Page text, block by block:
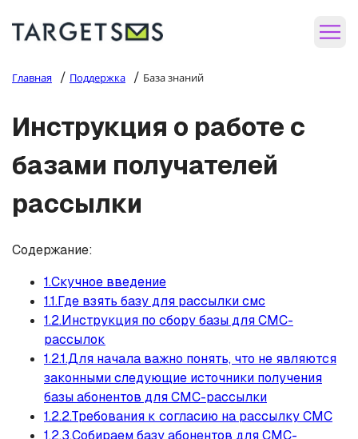
Главная / Поддержка / База знаний
Инструкция о работе с
базами получателей
рассылки
Содержание:
1.Скучное введение
1.1.Где взять базу для рассылки смс
1.2.Инструкция по сбору базы для СМС-
рассылок
1.2.1.Для начала важно понять, что не являются
законными следующие источники получения
базы абонентов для СМС-рассылки
1.2.2.Требования к согласию на рассылку СМС
1.2.3.Собираем базу абонентов для СМС-